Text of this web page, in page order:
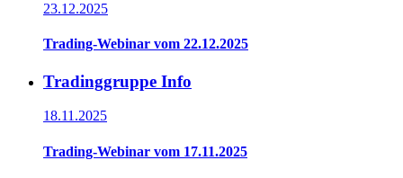
23.12.2025
Trading-Webinar vom 22.12.2025
Tradinggruppe Info
18.11.2025
Trading-Webinar vom 17.11.2025